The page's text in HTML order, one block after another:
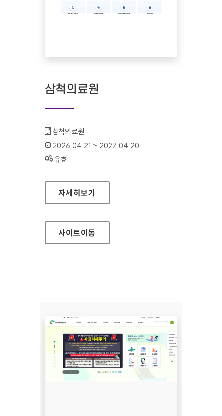
삼척의료원
기관명 :
삼척의료원
인증기간 :
2026.04.21 ~ 2027.04.20
상태 :
유효
삼척의료원
자세히보기
사이트이동